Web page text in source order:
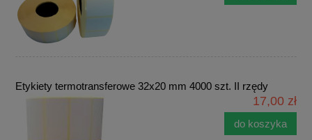
Etykiety termotransferowe 32x20 mm 4000 szt. II rzędy
17,00 zł
do koszyka